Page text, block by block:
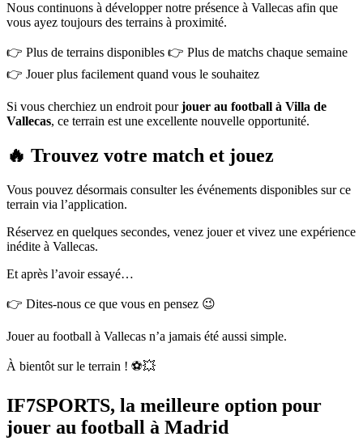
Nous continuons à développer notre présence à Vallecas afin que
vous ayez toujours des terrains à proximité.
👉 Plus de terrains disponibles 👉 Plus de matchs chaque semaine
👉 Jouer plus facilement quand vous le souhaitez
Si vous cherchiez un endroit pourjouer au football à Villa de
Vallecas, ce terrain est une excellente nouvelle opportunité.
🔥 Trouvez votre match et jouez
Vous pouvez désormais consulter les événements disponibles sur ce
terrain via l’application.
Réservez en quelques secondes, venez jouer et vivez une expérience
inédite à Vallecas.
Et après l’avoir essayé…
👉 Dites-nous ce que vous en pensez 😉
Jouer au football à Vallecas n’a jamais été aussi simple.
À bientôt sur le terrain ! ⚽💥
IF7SPORTS, la meilleure option pour
jouer au football à Madrid